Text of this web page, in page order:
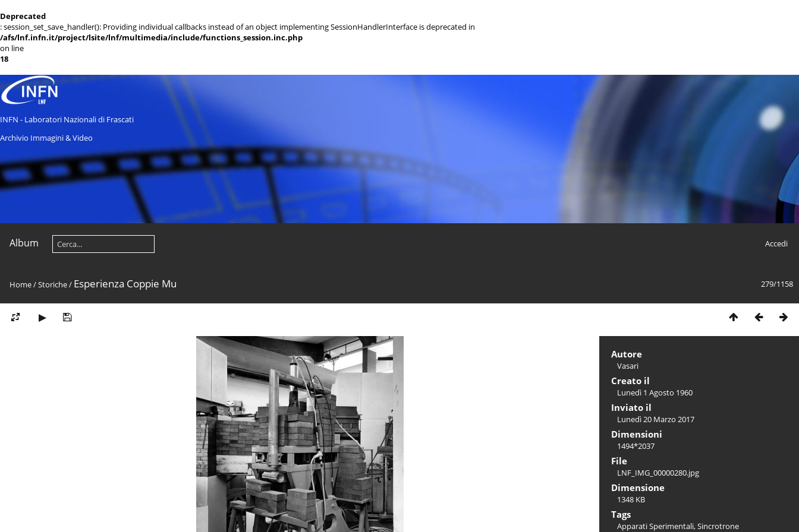
Deprecated
: session_set_save_handler(): Providing individual callbacks instead of an object implementing SessionHandlerInterface is deprecated in
/afs/lnf.infn.it/project/lsite/lnf/multimedia/include/functions_session.inc.php
on line
18
INFN - Laboratori Nazionali di Frascati
Archivio Immagini & Video
Album Accedi
279/1158
Home/Storiche/ Esperienza Coppie Mu
Autore
Vasari
Creato il
Lunedì 1 Agosto 1960
Inviato il
Lunedì 20 Marzo 2017
Dimensioni
1494*2037
File
LNF_IMG_00000280.jpg
Dimensione
1348 KB
Tags
Apparati Sperimentali,Sincrotrone